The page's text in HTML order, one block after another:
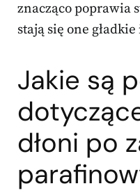
znacząco poprawia
stają się one
Jakie są
dłoni po